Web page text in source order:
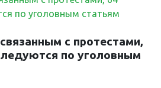
с протестами,
по уголовным